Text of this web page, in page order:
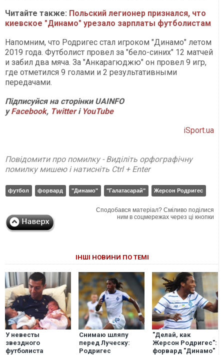
Читайте также: Польский легионер признался, что
киевское "Динамо" урезало зарплаты футболистам
Напомним, что Родригес стал игроком "Динамо" летом
2019 года. Футболист провел за "бело-синих" 12 матчей
и забил два мяча. За "Анкарагюджю" он провел 9 игр,
где отметился 9 голами и 2 результативными
передачами.
Підписуйся на сторінки UAINFO
уFacebook, Twitterі YouTube
iSport.ua
Повідомити про помилку - Виділіть орфографічну
помилку мишею і натисніть Ctrl + Enter
футбол форвард "Динамо" "Галатасарай" Жерсон Родригес
Сподобався матеріал? Сміливо поділися
ним в соцмережах через ці кнопки
ІНШІ НОВИНИ ПО ТЕМІ
У невесты
звездного
футболиста
Снимаю шляпу
перед Луческу:
Родригес
"Делай, как
Жерсон Родригес":
форвард "Динамо"